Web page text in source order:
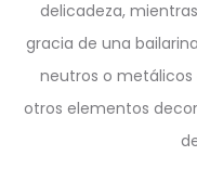
delicadeza,
gracia de una
neutros o
otros elementos